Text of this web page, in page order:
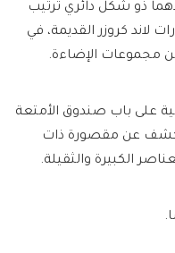
ذو شكل دائري ترتيب
لاند كروزر القديمة، في
من مجموعات الإضاءة.
على باب صندوق الأمتعة
ليكشف عن مقصورة ذات
الكبيرة والثقيلة.